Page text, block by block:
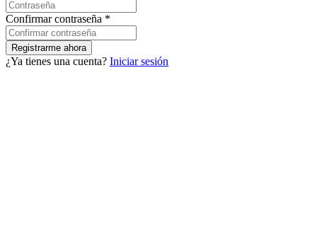
Confirmar contraseña *
¿Ya tienes una cuenta? Iniciar sesión